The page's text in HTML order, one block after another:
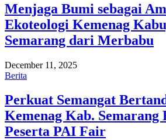
Menjaga Bumi sebagai
Ekoteologi Kemenag
Semarang dari Merbabu
December 11, 2025
Berita
Perkuat Semangat
Kemenag Kab.
Peserta PAI Fair